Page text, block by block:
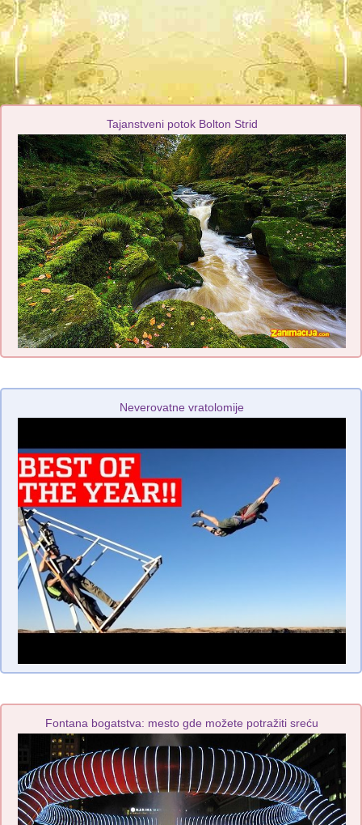
Tajanstveni potok Bolton Strid
Neverovatne vratolomije
Fontana bogatstva: mesto gde možete potražiti sreću